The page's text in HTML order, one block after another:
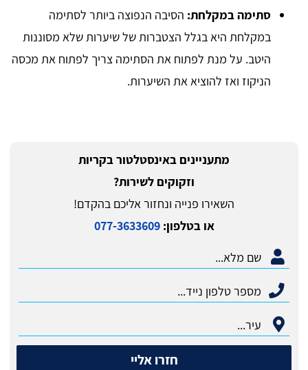
סתימה במקלחת: הסיבה הנפוצה ביותר לסתימה
במקלחת היא בגלל הצטברות של שיערות שלא מסוננות
היטב. על מנת לפתוח את הסתימה צריך לפתוח את מכסה
הניקוז ואז להוציא את השיערות.
מתעניינים באינסטלטור בקריות
וזקוקים לשירות?
השאירו פנייה ונחזור אליכם בהקדם!
או בטלפון:077-3633609
חזרו אליי